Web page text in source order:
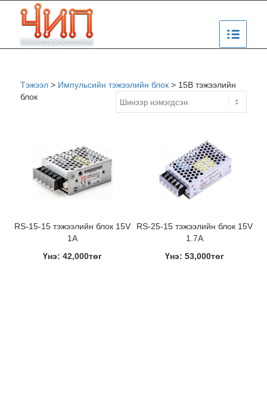
Тэжээл> Импульсийн тэжээлийн блок> 15В тэжээлийн
блок
RS-15-15 тэжээлийн блок 15V
1A
Үнэ: 42,000төг
RS-25-15 тэжээлийн блок 15V
1.7A
Үнэ: 53,000төг